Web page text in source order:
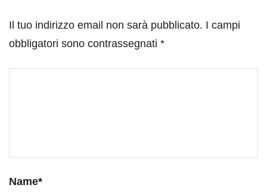
Il tuo indirizzo email non sarà pubblicato. I campi
obbligatori sono contrassegnati *
Name*